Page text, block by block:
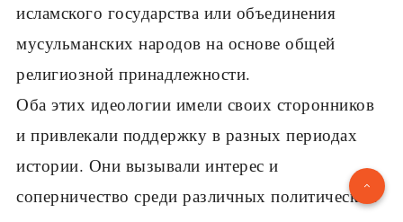
исламского государства или объединения
мусульманских народов на основе общей
религиозной принадлежности.
Оба этих идеологии имели своих сторонников
и привлекали поддержку в разных периодах
истории. Они вызывали интерес и
соперничество среди различных политических